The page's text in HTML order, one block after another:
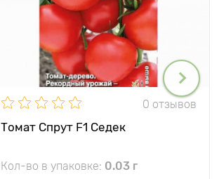
0 отзывов
Томат Спрут F1 Седек
Кол-во в упаковке: 0.03 г